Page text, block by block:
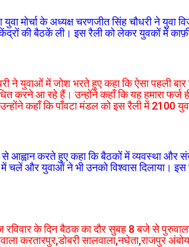
युवा मोर्चा के अध्यक्ष चरणजीत सिंह चौधरी ने
केंद्रों की बैठकें ली। इस रैली को लेकर युवकों में
ने युवाओं में जोश भरते हुए कहा कि ऐसा पहली बार
करने आ रहे हैं। उन्होंने कहाँ कि यह हमारा फर्ज
कहाँ कि पाँवटा मंडल को इस रैली में 2100
आह्वान करते हुए कहा कि बैठकों में व्यवस्था और
चलें और युवाओं ने भी उनको विश्वास दिलाया।
के दिन बैठक का दौर सुबह 8 बजे से
करतारपुर,डोबरी सालवाला,नघेता,राजपुर